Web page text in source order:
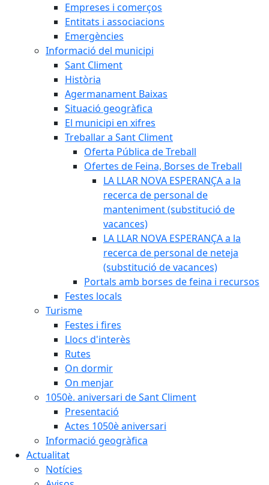
Empreses i comerços
Entitats i associacions
Emergències
Informació del municipi
Sant Climent
Història
Agermanament Baixas
Situació geogràfica
El municipi en xifres
Treballar a Sant Climent
Oferta Pública de Treball
Ofertes de Feina, Borses de Treball
LA LLAR NOVA ESPERANÇA a la
recerca de personal de
manteniment (substitució de
vacances)
LA LLAR NOVA ESPERANÇA a la
recerca de personal de neteja
(substitució de vacances)
Portals amb borses de feina i recursos
Festes locals
Turisme
Festes i fires
Llocs d'interès
Rutes
On dormir
On menjar
1050è. aniversari de Sant Climent
Presentació
Actes 1050è aniversari
Informació geogràfica
Actualitat
Notícies